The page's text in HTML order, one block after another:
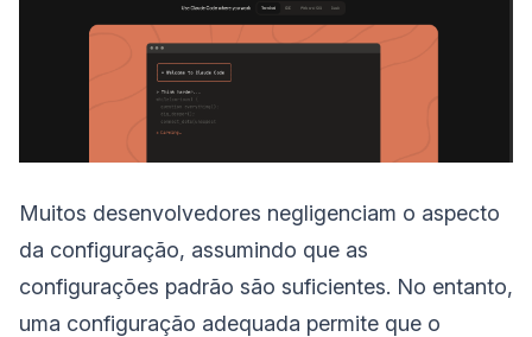
Muitos desenvolvedores negligenciam o aspecto
da configuração, assumindo que as
configurações padrão são suficientes. No entanto,
uma configuração adequada permite que o